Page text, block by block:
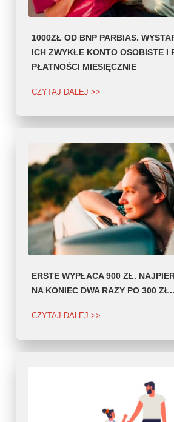
1000ZŁ OD BNP PARBIAS.
ICH ZWYKŁE KONTO OSOBISTE I
PŁATNOŚCI MIESIĘCZNIE
CZYTAJ DALEJ >>
ERSTE WYPŁACA 900 ZŁ.
NA KONIEC DWA RAZY PO 300
CZYTAJ DALEJ >>